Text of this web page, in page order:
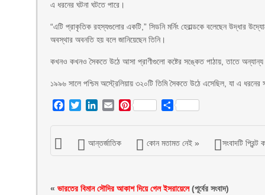
এ ধরনের ঘটনা ঘটতে পারে।
“এটি প্রাকৃতিক রহস্যগুলোর একটি,” সিডনি মর্নিং হেরাল্ডকে বলেছেন উদ্ধার
অবস্থার অবনতি হয় বলে জানিয়েছেন তিনি।
কখনও কখনও সৈকতে উঠে আসা প্রাণীগুলো কষ্টের সঙ্কেত পাঠায়, তাতে
১৯৯৬ সালে পশ্চিম অস্ট্রেলিয়ায় ৩২০টি তিমি সৈকতে উঠে এসেছিল, যা এ ধরনের
Facebook
TwitterLinkedIn
EmailPinterest Share
আন্তর্জাতিক কোন মতামত নেই » সংবাদটি প্রিন্ট
« ভারতের বিমান সৌদির আকাশ দিয়ে গেল ইসরায়েলে(পূর্বের সংবাদ)